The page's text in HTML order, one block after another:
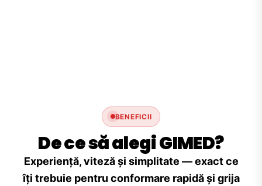
BENEFICII
De ce să alegi GIMED?
Experiență, viteză și simplitate — exact ce
îți trebuie pentru conformare rapidă și grija